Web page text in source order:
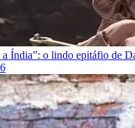
a Índia”: o lindo epitáfio de